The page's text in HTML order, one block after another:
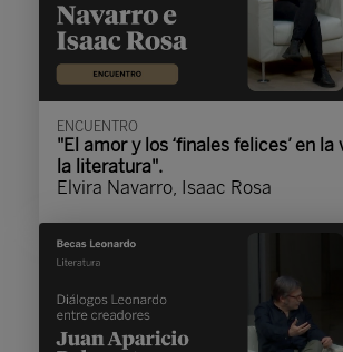
ENCUENTRO
"El amor y los ‘finales felices’ en la
la literatura".
Elvira Navarro, Isaac Rosa